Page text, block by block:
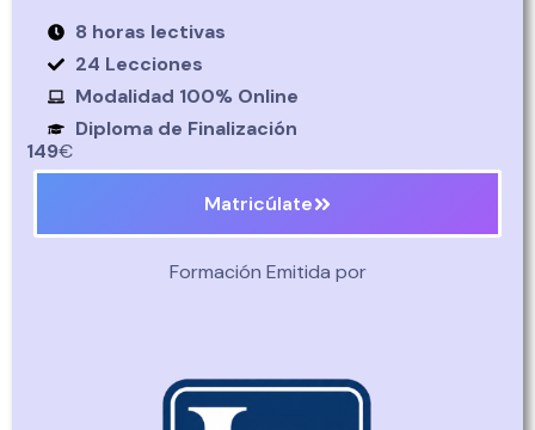
8 horas lectivas
24 Lecciones
Modalidad 100% Online
Diploma de Finalización
149€
Matricúlate
Formación Emitida por